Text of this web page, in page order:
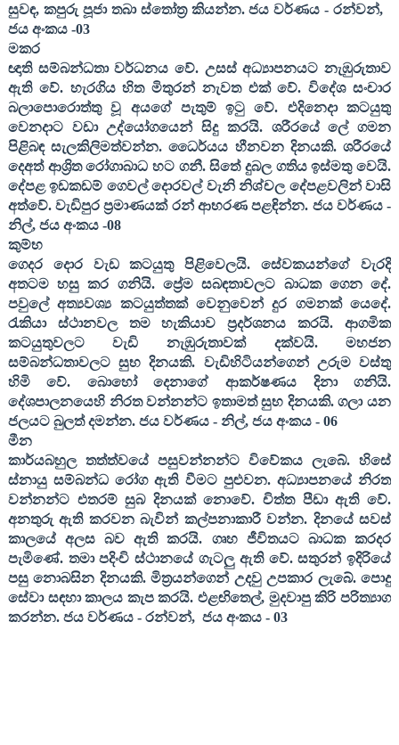
සුවඳ, කපුරු පූජා තබා ස්තෝත්‍ර කියන්න. ජය වර්ණය - රන්වන්,
ජය අංකය -03
මකර
ඥාති සම්බන්ධතා වර්ධනය වේ. උසස් අධ්‍යාපනයට නැඹුරුතාව
ඇති වේ. හැරගිය හිත මිතුරන් නැවත එක් වේ. විදේශ සංචාර
බලාපොරොත්තු වූ අයගේ පැතුම් ඉටු වේ. එදිනෙදා කටයුතු
වෙනදාට වඩා උද්යෝගයෙන් සිදු කරයි. ශරීරයේ ලේ ගමන
පිළිබඳ සැලකිලිමත්වන්න. ධෛර්යය හීනවන දිනයකි. ශරීරයේ
දෙඅත් ආශ්‍රිත රෝගාබාධ හට ගනී. සිතේ දුබල ගතිය ඉස්මතු වෙයි.
දේපළ ඉඩකඩම් ගෙවල් දොරවල් වැනි නිශ්චල දේපළවලින් වාසි
අත්වේ. වැඩිපුර ප්‍රමාණයක් රන් ආභරණ පළඳින්න. ජය වර්ණය -
නිල්, ජය අංකය -08
කුම්භ
ගෙදර දොර වැඩ කටයුතු පිළිවෙලයි. සේවකයන්ගේ වැරදි
අතටම හසු කර ගනියි. ප්‍රේම සබඳතාවලට බාධක ගෙන දේ.
පවුලේ අත්‍යවශ්‍ය කටයුත්තක් වෙනුවෙන් දුර ගමනක් යෙදේ.
රැකියා ස්ථානවල තම හැකියාව ප්‍රදර්ශනය කරයි. ආගමික
කටයුතුවලට වැඩි නැඹුරුතාවක් දක්වයි. මහජන
සම්බන්ධතාවලට සුභ දිනයකි. වැඩිහිටියන්ගෙන් උරුම වස්තු
හිමි වේ. බොහෝ දෙනාගේ ආකර්ෂණය දිනා ගනියි.
දේශපාලනයෙහි නිරත වන්නන්ට ඉතාමත් සුභ දිනයකි. ගලා යන
ජලයට බුලත් දමන්න. ජය වර්ණය - නිල්, ජය අංකය -06
මීන
කාර්යබහුල තත්ත්වයේ පසුවන්නන්ට විවේකය ලැබේ. හිසේ
ස්නායු සම්බන්ධ රෝග ඇති වීමට පුළුවන. අධ්‍යාපනයේ නිරත
වන්නන්ට එතරම් සුබ දිනයක් නොවේ. චිත්ත පීඩා ඇති වේ.
අනතුරු ඇති කරවන බැවින් කල්පනාකාරී වන්න. දිනයේ සවස්
කාලයේ අලස බව ඇති කරයි. ගෘහ ජීවිතයට බාධක කරදර
පැමිණේ. තමා පදිංචි ස්ථානයේ ගැටලු ඇති වේ. සතුරන් ඉදිරියේ
පසු නොබසින දිනයකි. මිත්‍රයන්ගෙන් උදවු උපකාර ලැබේ. පොදු
සේවා සඳහා කාලය කැප කරයි. එළඟිතෙල්, මුදවාපු කිරි පරිත්‍යාග
කරන්න.ජය වර්ණය-රන්වන්, ජය අංකය - 03